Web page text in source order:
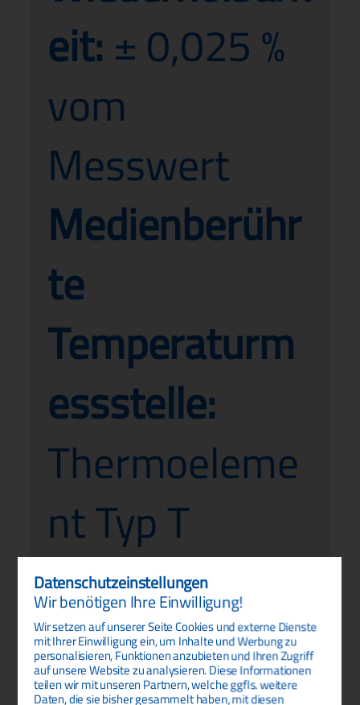
eit:± 0,025 %
vom
Messwert
Medienberühr
te
Temperaturm
essstelle:
Thermoeleme
nt Typ T
Datenblatt:
pdf | 310 KB
Datenschutz­einstellungen
Wir benötigen Ihre Einwilligung!
Wir setzen auf unserer Seite Cookies und externe Dienste
mit Ihrer Einwilligung ein, um Inhalte und Werbung zu
personalisieren, Funktionen anzubieten und Ihren Zugriff
auf unsere Website zu analysieren. Diese Informationen
teilen wir mit unseren Partnern, welche ggfls. weitere
Daten, die sie bisher gesammelt haben, mit diesen